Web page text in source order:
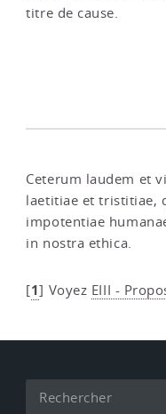
titre de cause.
Ceterum laudem et
laetitiae et tristitiae,
impotentiae
in nostra ethica.
[1] Voyez EIII -